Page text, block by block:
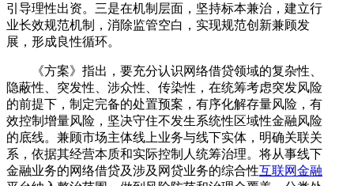
引导理性出资。三是在机制层面，坚持标本兼治，建立行
业长效规范机制，消除监管空白，实现规范创新兼顾发
展，形成良性循环。
《方案》指出，要充分认识网络借贷领域的复杂性、
隐蔽性、突发性、涉众性、传染性，在统筹考虑突发风险
的前提下，制定完备的处置预案，有序化解存量风险，有
效控制增量风险，坚决守住不发生系统性区域性金融风险
的底线。兼顾市场主体线上业务与线下实体，明确关联关
系，依据其经营本质和实际控制人统筹治理。将从事线下
金融业务的网络借贷及涉及网贷业务的综合性互联网金融